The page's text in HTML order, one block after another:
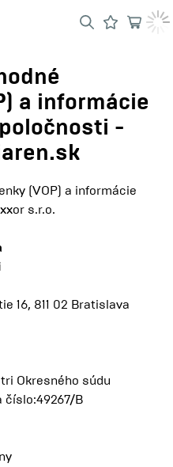
a informácie
-
(VOP) a informácie
s.r.o.
16, 811 02 Bratislava
Okresného súdu
číslo:49267/B